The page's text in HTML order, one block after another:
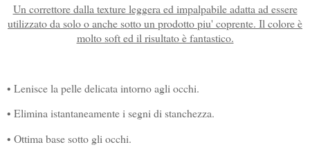
Un correttore dalla texture leggera ed impalpabile adatta ad essere
utilizzato da solo o anche sotto un prodotto piu' coprente. Il colore è
molto soft ed il risultato è fantastico.
• Lenisce la pelle delicata intorno agli occhi.
• Elimina istantaneamente i segni di stanchezza.
• Ottima base sotto gli occhi.